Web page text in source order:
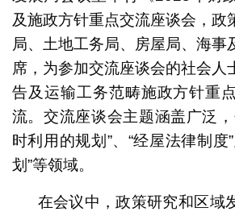
及施政方针重点交流座谈会，政
局、土地工务局、房屋局、海事
席，为参加交流座谈会的社会人
告及运输工务范畴施政方针重
流。交流座谈会主题涵盖广泛
时利用的规划”、“经屋法律制度
划”等领域。
在会议中，政策研究和区域